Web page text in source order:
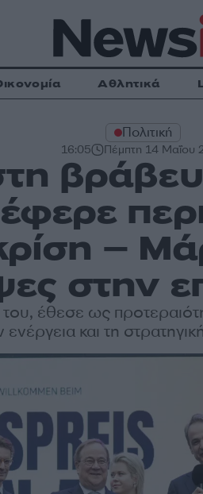
Αθλητικά
Πολιτική
16:05 Πέμπτη 14 Μαΐου
–
στην
του, έθεσε ως
ενέργεια και τη